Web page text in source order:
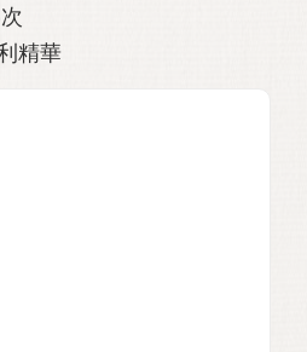
精華